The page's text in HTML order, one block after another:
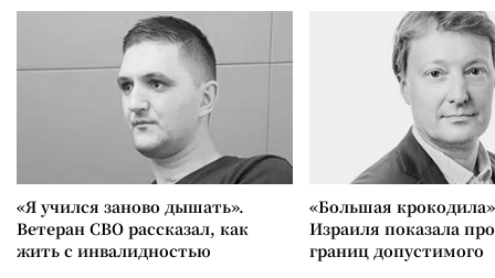
«Я учился заново дышать».
Ветеран СВО рассказал, как
жить с инвалидностью
«Большая
Израиля показала
границ допустимого